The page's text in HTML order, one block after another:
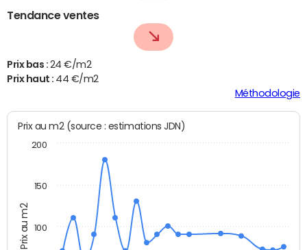
Tendance ventes
Prix bas : 24 €/m2
Prix haut : 44 €/m2
Méthodologie
Prix au m2
Prix au m2 (source : estimations JDN)
100
150
200